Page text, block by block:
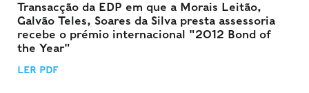
Transacção da EDP em que a Morais Leitão,
Galvão Teles, Soares da Silva presta assessoria
recebe o prémio internacional "2012 Bond of
the Year"
LER PDF